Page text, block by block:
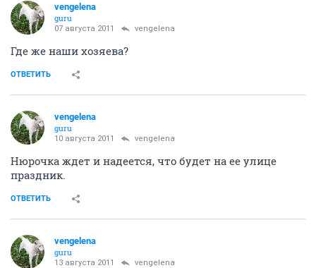
vengelena
guru
07 августа 2011 vengelena
Где же наши хозяева?
ОТВЕТИТЬ
vengelena
guru
10 августа 2011 vengelena
Нюрочка ждет и надеется, что будет на ее улице
праздник.
ОТВЕТИТЬ
vengelena
guru
13 августа 2011 vengelena